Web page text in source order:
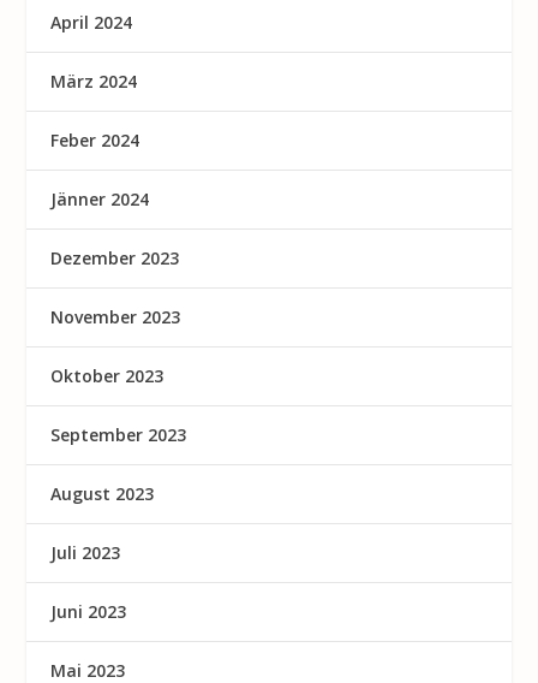
April 2024
März 2024
Feber 2024
Jänner 2024
Dezember 2023
November 2023
Oktober 2023
September 2023
August 2023
Juli 2023
Juni 2023
Mai 2023